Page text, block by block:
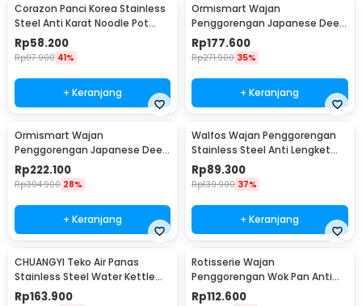
Corazon Panci Korea Stainless
Steel Anti Karat Noodle Pot
25cm - KC0408
Rp58.200
Rp97.900 41%
+ Keranjang
Ormismart Wajan
Penggorengan Japanese Deep
Frying Pot Thermometer 21cm
- KC0405
Rp177.600
Rp271.900 35%
+ Keranjang
Ormismart Wajan
Penggorengan Japanese Deep
Frying Pot Thermometer
24.8cm - KC0405
Rp222.100
Rp304.900 28%
+ Keranjang
Walfos Wajan Penggorengan
Stainless Steel Anti Lengket
Frying Pan - W0697
Rp89.300
Rp139.900 37%
+ Keranjang
CHUANGYI Teko Air Panas
Stainless Steel Water Kettle
7.5L - L031
Rp163.900
Rotisserie Wajan
Penggorengan Wok Pan Anti
Lengket 33cm - C0045
Rp112.600